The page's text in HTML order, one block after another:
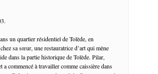
un quartier résidentiel de Tolède, en
sa sœur, une restauratrice d’art qui mène
dans la partie historique de Tolède. Pilar,
commencé à travailler comme caissière dans